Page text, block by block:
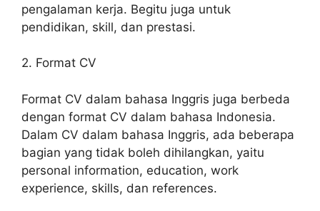
pengalaman kerja. Begitu juga untuk
pendidikan, skill, dan prestasi.
2. Format CV
Format CV dalam bahasa Inggris juga berbeda
dengan format CV dalam bahasa Indonesia.
Dalam CV dalam bahasa Inggris, ada beberapa
bagian yang tidak boleh dihilangkan, yaitu
personal information, education, work
experience, skills, dan references.